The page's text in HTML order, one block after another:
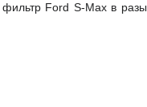
фильтр Ford S-Max в разы